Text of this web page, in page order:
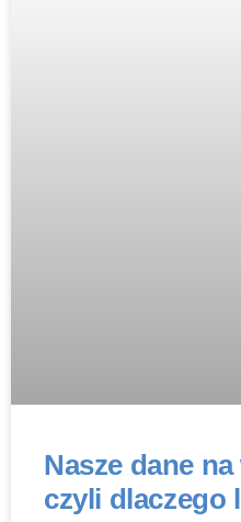
Nasze dane
czyli dlaczego